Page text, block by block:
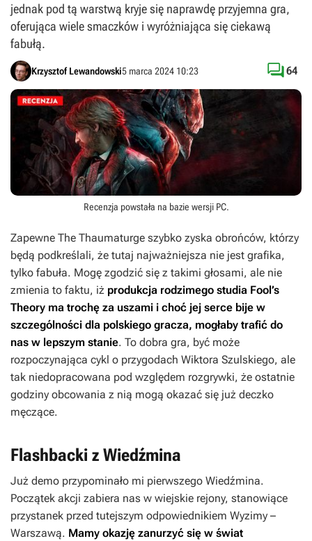
jednak pod tą warstwą kryje się naprawdę przyjemna gra,
oferująca wiele smaczków i wyróżniająca się ciekawą
fabułą.
Krzysztof Lewandowski5 marca 2024 10:23 64
Recenzja powstała na bazie wersji PC.
Zapewne The Thaumaturge szybko zyska obrońców, którzy
będą podkreślali, że tutaj najważniejsza nie jest grafika,
tylko fabuła. Mogę zgodzić się z takimi głosami, ale nie
zmienia to faktu, iż produkcja rodzimego studia Fool’s
Theory ma trochę za uszami i choć jej serce bije w
szczególności dla polskiego gracza, mogłaby trafić do
nas w lepszym stanie. To dobra gra, być może
rozpoczynająca cykl o przygodach Wiktora Szulskiego, ale
tak niedopracowana pod względem rozgrywki, że ostatnie
godziny obcowania z nią mogą okazać się już deczko
męczące.
Flashbacki z Wiedźmina
Już demo przypominało mi pierwszego Wiedźmina.
Początek akcji zabiera nas w wiejskie rejony, stanowiące
przystanek przed tutejszym odpowiednikiem Wyzimy –
Warszawą. Mamy okazję zanurzyć się w świat